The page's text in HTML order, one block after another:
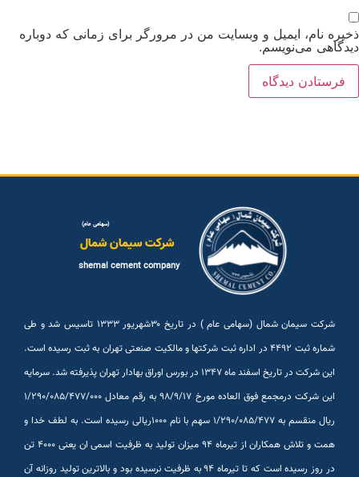
نام، ایمیل و وبسایت من در مرورگر برای زمانی که دوباره
می‌نویسم.
(سهامی عام)
شرکت سیمان شمال
shemal cement company
شرکت سیمان شمال (سهامی عام ) در تاریخ ۳۰شهريور ۱۳۳۳ تاسیس شد و طی
شماره ثبت ۴۴۹۲ در اداره ثبت شرکتها و مالکیت صنعتی تهران به ثبت رسیده است.
این شرکت در تاریخ اسفند ماه ۱۳۴۷ در بورس اوراق بهادار تهران پذیرفته شد. سرمایه
این شرکت درمجمع فوق العاده مورخ ۹۸/۹/۱۷ به رقم معادل ۱/۲۹۰/۰۸۵/۴۷۷/۰۰۰
ریال منقسم به ۱/۲۹۰/۰۸۵/۴۷۷ سهم با نام ۱۰۰۰ریالی رسیده است. به لطف خدا و
همت و تلاش همکاران از تیرماه ۹۴ میزان تولید به ظرفیت اسمی ان یعنی ۴۰۰۰ تن
در روز رسیده است که تا تیرماه ۹۴ به ظرفیت نرسیده بود و بالاترین تولید روزانه آن